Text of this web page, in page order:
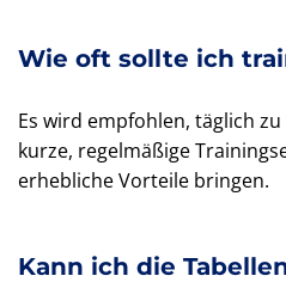
Wie oft sollte ich
Es wird empfohlen, täglich
kurze, regelmäßige
erhebliche Vorteile bringen.
Kann ich die